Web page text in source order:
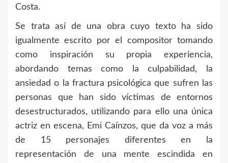
Costa.
Se trata así de una obra cuyo texto ha sido
igualmente escrito por el compositor tomando
como inspiración su propia experiencia,
abordando temas como la culpabilidad, la
ansiedad o la fractura psicológica que sufren las
personas que han sido víctimas de entornos
desestructurados, utilizando para ello una única
actriz en escena, Emi Caínzos, que da voz a más
de 15 personajes diferentes en la
representación de una mente escindida en